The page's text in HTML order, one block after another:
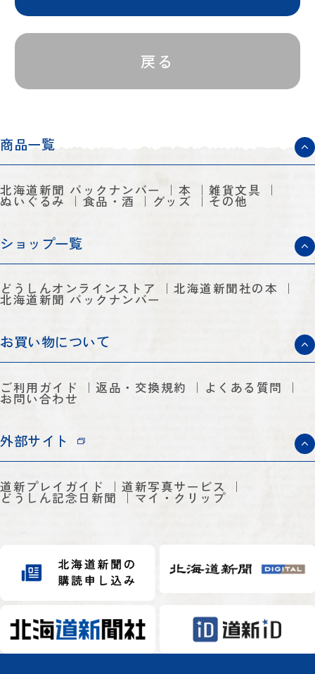
戻る
商品一覧
北海道新聞 バックナンバー 本 雑貨文具
ぬいぐるみ 食品・酒 グッズ その他
ショップ一覧
どうしんオンラインストア 北海道新聞社の本
北海道新聞 バックナンバー
お買い物について
ご利用ガイド 返品・交換規約 よくある質問
お問い合わせ
外部サイト
道新プレイガイド 道新写真サービス
どうしん記念日新聞 マイ・クリップ